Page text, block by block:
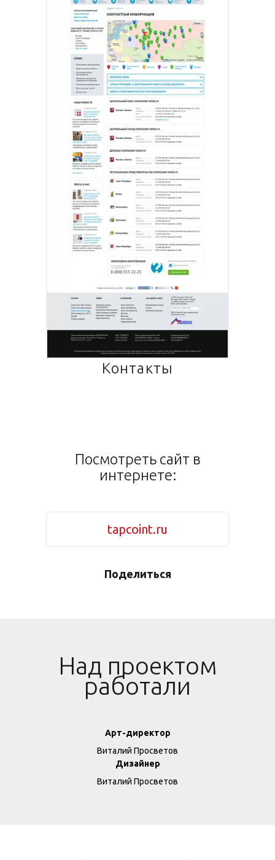
Контакты
Посмотреть сайт в
интернете:
tapcoint.ru
Поделиться
Над проектом
работали
Арт-директор
Виталий Просветов
Дизайнер
Виталий Просветов